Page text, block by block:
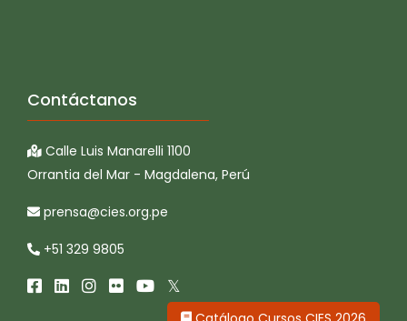
Contáctanos
Calle Luis Manarelli 1100
Orrantia del Mar - Magdalena, Perú
prensa@cies.org.pe
+51 329 9805